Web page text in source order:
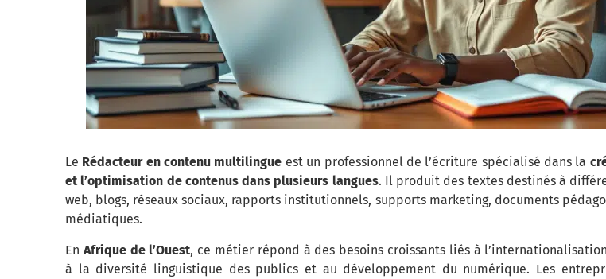
Le Rédacteur en contenu multilingue est un professionnel de l’écriture spécialisé dans la
et l’optimisation de contenus dans plusieurs langues. Il produit des textes destinés à
web, blogs, réseaux sociaux, rapports institutionnels, supports marketing, documents
médiatiques.
En Afrique de l’Ouest, ce métier répond à des besoins croissants liés à
à la diversité linguistique des publics et au développement du numérique. Les